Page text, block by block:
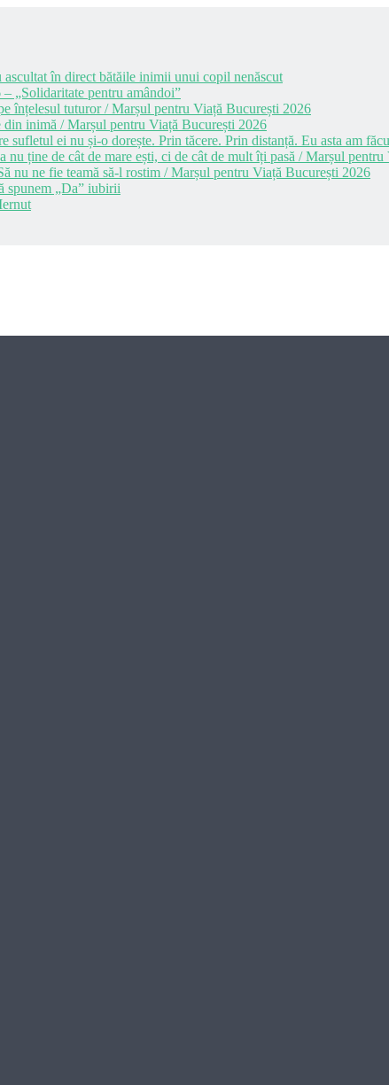
în direct bătăile inimii unui copil nenăscut
„Solidaritate pentru amândoi”
înțelesul tuturor / Marșul pentru Viață București 2026
din inimă / Marșul pentru Viață București 2026
sufletul ei nu și-o dorește. Prin tăcere. Prin distanță. Eu asta am
ține de cât de mare ești, ci de cât de mult îți pasă / Marșul
nu ne fie teamă să-l rostim / Marșul pentru Viață București 2026
spunem „Da” iubirii